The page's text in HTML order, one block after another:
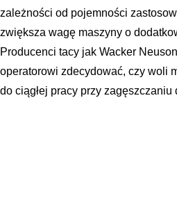
zależności od pojemności
zwiększa wagę maszyny o
Producenci tacy jak Wacker
operatorowi zdecydować, czy woli
do ciągłej pracy przy